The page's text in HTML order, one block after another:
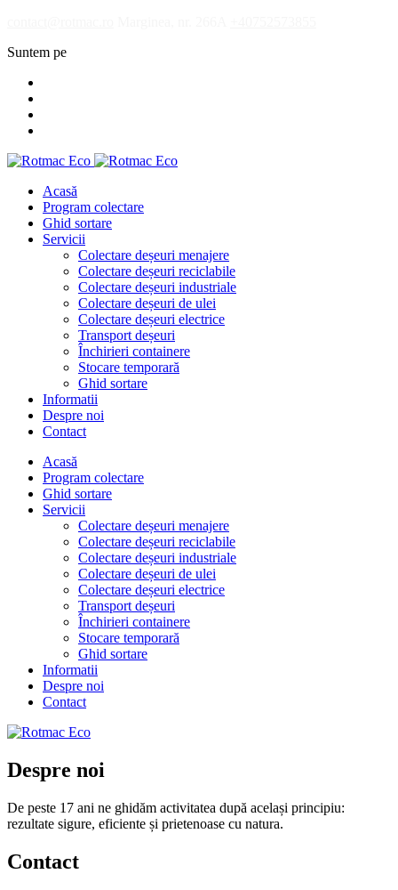
Suntem pe
Acasă
Program colectare
Ghid sortare
Servicii
Colectare deșeuri menajere
Colectare deșeuri reciclabile
Colectare deșeuri industriale
Colectare deșeuri de ulei
Colectare deșeuri electrice
Transport deșeuri
Închirieri containere
Stocare temporară
Ghid sortare
Informatii
Despre noi
Contact
Acasă
Program colectare
Ghid sortare
Servicii
Colectare deșeuri menajere
Colectare deșeuri reciclabile
Colectare deșeuri industriale
Colectare deșeuri de ulei
Colectare deșeuri electrice
Transport deșeuri
Închirieri containere
Stocare temporară
Ghid sortare
Informatii
Despre noi
Contact
Despre noi
De peste 17 ani ne ghidăm activitatea după același principiu:
rezultate sigure, eficiente și prietenoase cu natura.
Contact